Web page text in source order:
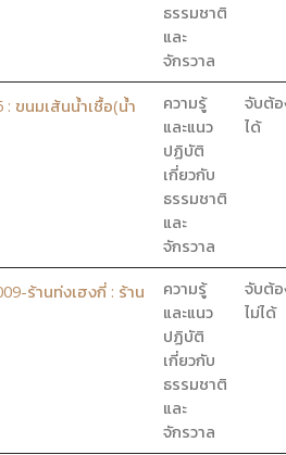
ธรรมชาติ
และ
จักรวาล
: ขนมเส้นน้ำเชื้อ(น้ำ
ความรู้
และแนว
ปฏิบัติ
เกี่ยวกับ
ธรรมชาติ
และ
จักรวาล
จับต้
ได้
ร้านท่งเฮงกี่ : ร้าน
ความรู้
และแนว
ปฏิบัติ
เกี่ยวกับ
ธรรมชาติ
และ
จักรวาล
จับต้
ไม่ได้